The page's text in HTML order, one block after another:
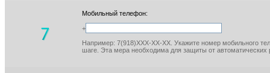
Мобильный телефон:
+
Например: 7(918)XXX-XX-XX. Укажите номер мобильного
шаге. Эта мера необходима для защиты от автоматических